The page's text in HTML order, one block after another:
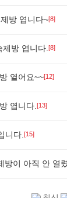
방 엽니다~[8]
방 엽니다. [8]
열어요~~[12]
엽니다. [13]
니다. [15]
방이 아직 안 열